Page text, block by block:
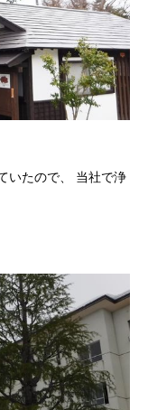
いたので、 当社で浄